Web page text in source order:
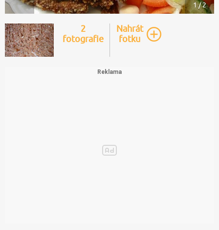
1 / 2
2
fotografie
Nahrát
fotku